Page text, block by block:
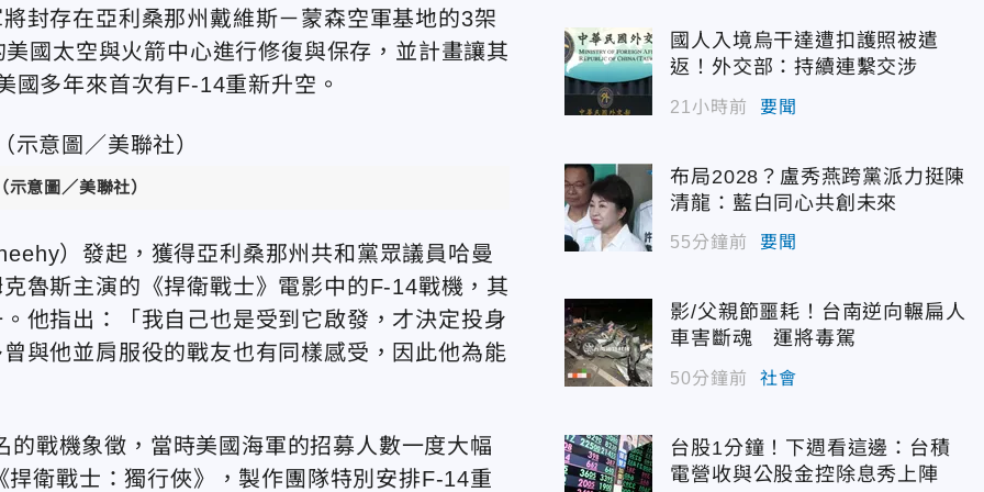
封存在亞利桑那州戴維斯－蒙森空軍基地的3架
國太空與火箭中心進行修復與保存，並計畫讓其
國多年來首次有F-14重新升空。
意圖／美聯社）
）發起，獲得亞利桑那州共和黨眾議員哈曼
魯斯主演的《捍衛戰士》電影中的F-14戰機，其
他指出：「我自己也是受到它啟發，才決定投身
與他並肩服役的戰友也有同樣感受，因此他為能
戰機象徵，當時美國海軍的招募人數一度大幅
衛戰士：獨行俠》，製作團隊特別安排F-14重
國人入境烏干達遭扣護照被遣
返！外交部：持續連繫交涉
21小時前 要聞
布局2028？盧秀燕跨黨派力挺陳
清龍：藍白同心共創未來
55分鐘前 要聞
影/父親節噩耗！台南逆向輾扁人
車害斷魂 運將毒駕
50分鐘前 社會
台股1分鐘！下週看這邊：台積
電營收與公股金控除息秀上陣